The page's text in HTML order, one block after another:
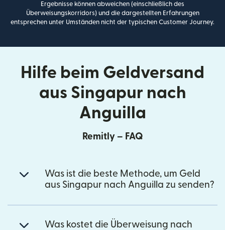
Ergebnisse können abweichen (einschließlich des
Überweisungskorridors) und die dargestellten Erfahrungen
entsprechen unter Umständen nicht der typischen Customer Journey.
Hilfe beim Geldversand
aus Singapur nach
Anguilla
Remitly – FAQ
Was ist die beste Methode, um Geld
aus Singapur nach Anguilla zu senden?
Was kostet die Überweisung nach